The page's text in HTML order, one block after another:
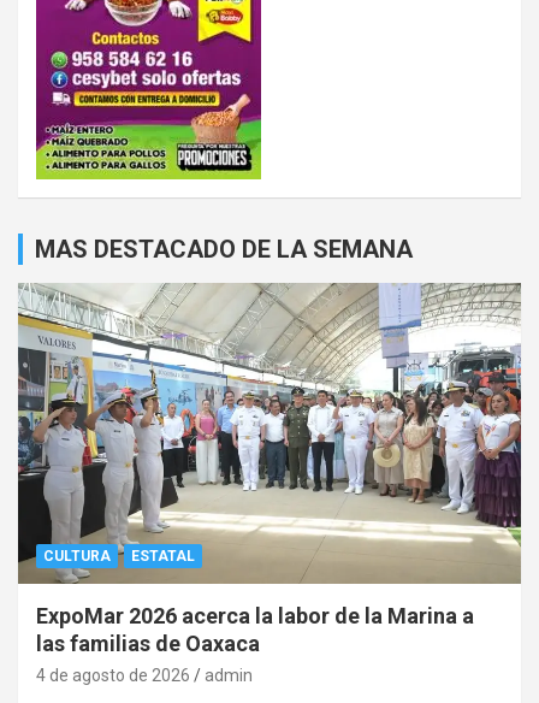
MAS DESTACADO DE LA SEMANA
CULTURA ESTATAL
ExpoMar 2026 acerca la labor de la Marina a
las familias de Oaxaca
4 de agosto de 2026 admin